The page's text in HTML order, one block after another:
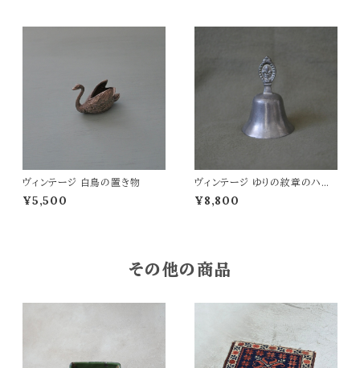
ヴィンテージ 白鳥の置き物
¥5,500
ヴィンテージ ゆりの紋章のハン
ドベル
¥8,800
その他の商品